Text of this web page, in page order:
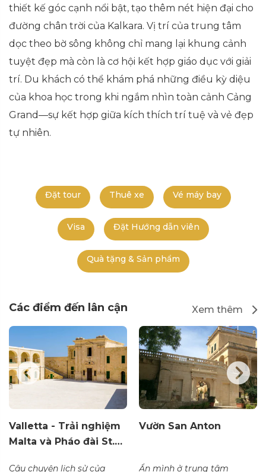
thiết kế góc cạnh nổi bật, tạo thêm nét hiện đại cho
đường chân trời của Kalkara. Vị trí của trung tâm
dọc theo bờ sông không chỉ mang lại khung cảnh
tuyệt đẹp mà còn là cơ hội kết hợp giáo dục với giải
trí. Du khách có thể khám phá những điều kỳ diệu
của khoa học trong khi ngắm nhìn toàn cảnh Cảng
Grand—sự kết hợp giữa kích thích trí tuệ và vẻ đẹp
tự nhiên.
Đặt tour Thuê xe Vé máy bay
Visa Đặt Hướng dẫn viên
Quà tặng & Sản phẩm
Các điểm đến lân cận Xem thêm
Valletta - Trải nghiệm
Malta và Pháo đài St.…
Câu chuyện lịch sử của
Vườn San Anton
Ẩn mình ở trung tâm